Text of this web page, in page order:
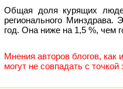
Общая доля курящих
регионального Минздрава.
год. Она ниже на 1,5 %, чем
Мнения авторов блогов, как
могут не совпадать с